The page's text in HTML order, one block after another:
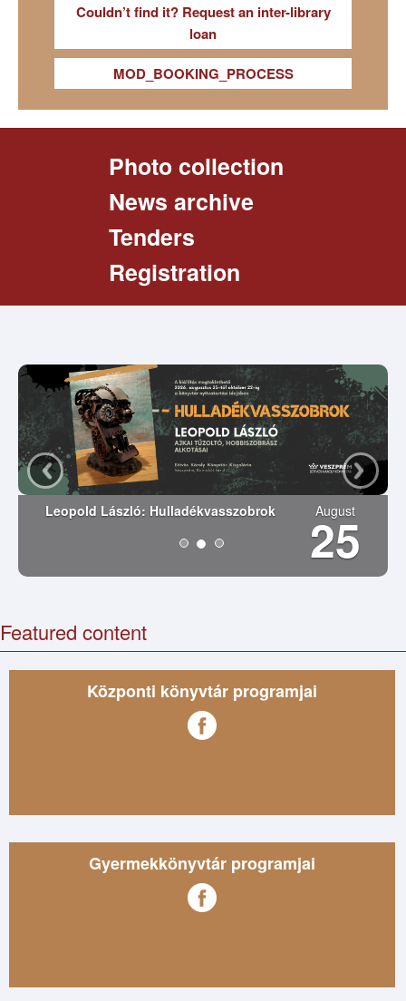
Couldn’t find it? Request an inter-library
loan
MOD_BOOKING_PROCESS
Photo collection
News archive
Tenders
Registration
Leopold László: Hulladékvasszobrok August
25
Featured content
Központi könyvtár programjai
Gyermekkönyvtár programjai